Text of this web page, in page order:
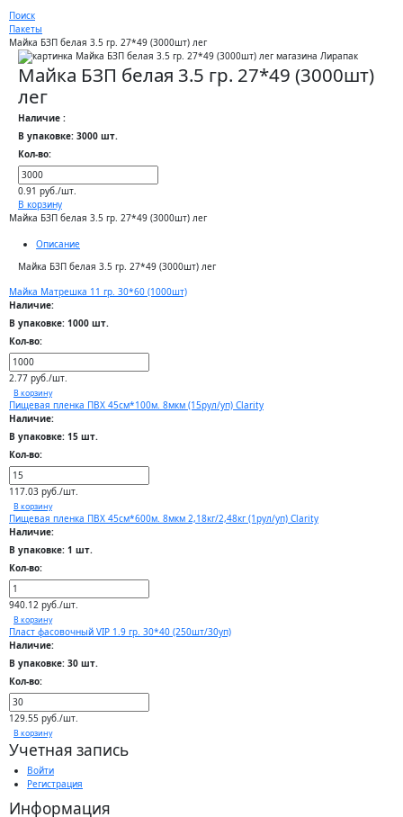
Поиск
Пакеты
Майка БЗП белая 3.5 гр. 27*49 (3000шт) лег
Майка БЗП белая 3.5 гр. 27*49 (3000шт)
лег
Наличие :
В упаковке: 3000 шт.
Кол-во:
0.91 руб./шт.
В корзину
Майка БЗП белая 3.5 гр. 27*49 (3000шт) лег
Описание
Майка БЗП белая 3.5 гр. 27*49 (3000шт) лег
Майка Матрешка 11 гр. 30*60 (1000шт)
Наличие:
В упаковке: 1000 шт.
Кол-во:
2.77 руб./шт.
В корзину
Пищевая пленка ПВХ 45см*100м. 8мкм (15рул/уп) Clarity
Наличие:
В упаковке: 15 шт.
Кол-во:
117.03 руб./шт.
В корзину
Пищевая пленка ПВХ 45см*600м. 8мкм 2,18кг/2,48кг (1рул/уп) Clarity
Наличие:
В упаковке: 1 шт.
Кол-во:
940.12 руб./шт.
В корзину
Пласт фасовочный VIP 1.9 гр. 30*40 (250шт/30уп)
Наличие:
В упаковке: 30 шт.
Кол-во:
129.55 руб./шт.
В корзину
Учетная запись
Войти
Регистрация
Информация